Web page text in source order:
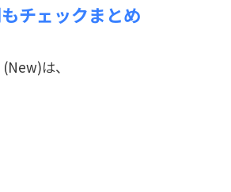
チェックまとめ
は、